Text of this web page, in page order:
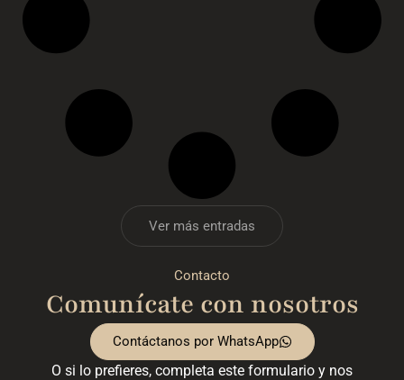
Ver más entradas
Contacto
Comunícate con nosotros
Contáctanos por WhatsApp
O si lo prefieres, completa este formulario y nos